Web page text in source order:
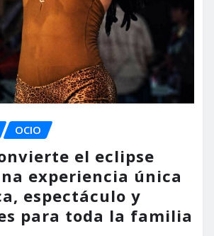
OCIO
el eclipse
experiencia única
espectáculo y
para toda la familia